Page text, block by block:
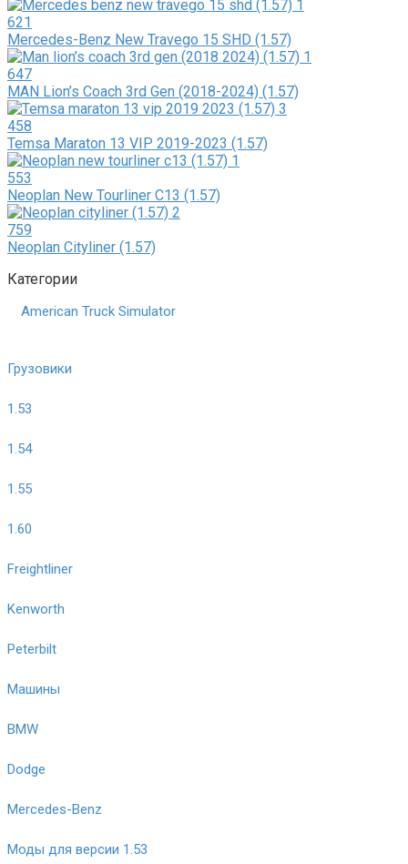
621
Mercedes-Benz New Travego 15 SHD (1.57)
647
MAN Lion’s Coach 3rd Gen (2018-2024) (1.57)
458
Temsa Maraton 13 VIP 2019-2023 (1.57)
553
Neoplan New Tourliner C13 (1.57)
759
Neoplan Cityliner (1.57)
Категории
American Truck Simulator
Грузовики
1.53
1.54
1.55
1.60
Freightliner
Kenworth
Peterbilt
Машины
BMW
Dodge
Mercedes-Benz
Моды для версии 1.53